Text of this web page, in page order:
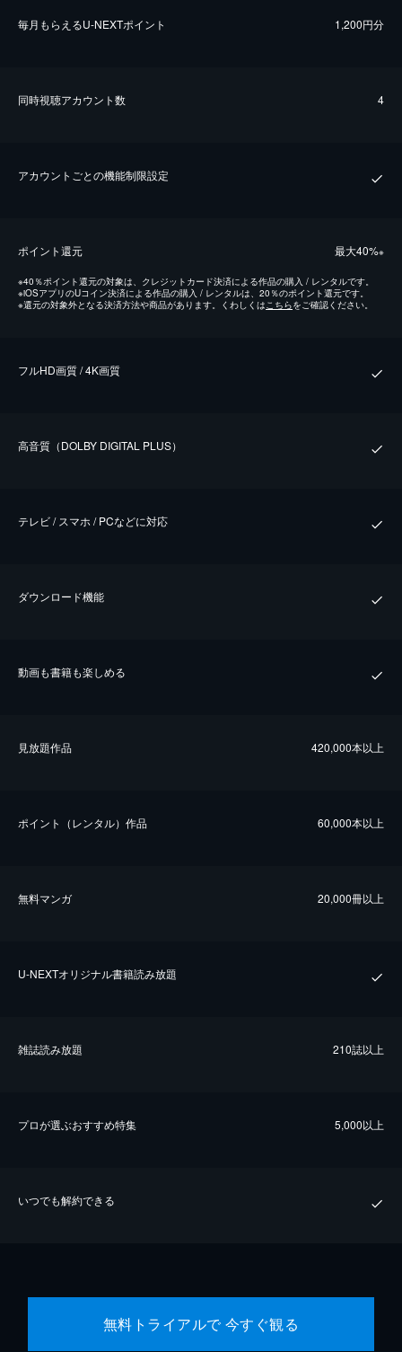
毎⽉もらえるU-NEXTポイント 1,200円分
同時視聴アカウント数 4
アカウントごとの機能制限設定
ポイント還元 最⼤40%※
※40％ポイント還元の対象は、クレジットカード決済による作品の購入 / レンタルです。
※iOSアプリのUコイン決済による作品の購入 / レンタルは、20％のポイント還元です。
※還元の対象外となる決済方法や商品があります。くわしくはこちらをご確認ください。
フルHD画質 / 4K画質
⾼⾳質（DOLBY DIGITAL PLUS）
テレビ / スマホ / PCなどに対応
ダウンロード機能
動画も書籍も楽しめる
⾒放題作品 420,000本以上
ポイント（レンタル）作品 60,000本以上
無料マンガ 20,000冊以上
U-NEXTオリジナル書籍読み放題
雑誌読み放題 210誌以上
プロが選ぶおすすめ特集 5,000以上
いつでも解約できる
無料トライアルで 今すぐ観る